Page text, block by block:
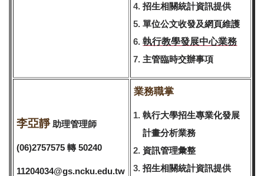
招生相關統計資訊提供
單位公文收發及網頁維護
執行教學發展中心業務
主管臨時交辦事項
李亞靜助理管理師
(06)2757575 轉 50240
11204034@gs.ncku.edu.tw
業務職掌
執行大學招生專業化發展
計畫分析業務
資訊管理彙整
招生相關統計資訊提供